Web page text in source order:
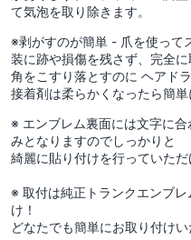
て気泡を取り除きます。
※剥がすのが簡単 - 爪を使って
装に跡や損傷を残さず、完全
角をこすり落とすのに ヘアド
接着剤は柔らかくなったら簡単
※ エンブレム裏面には文字に
みとなりますのでしっかりと
綺麗に貼り付けを行っていただ
※ 取付は純正トランクエンブ
け！
どなたでも簡単にお取り付けい